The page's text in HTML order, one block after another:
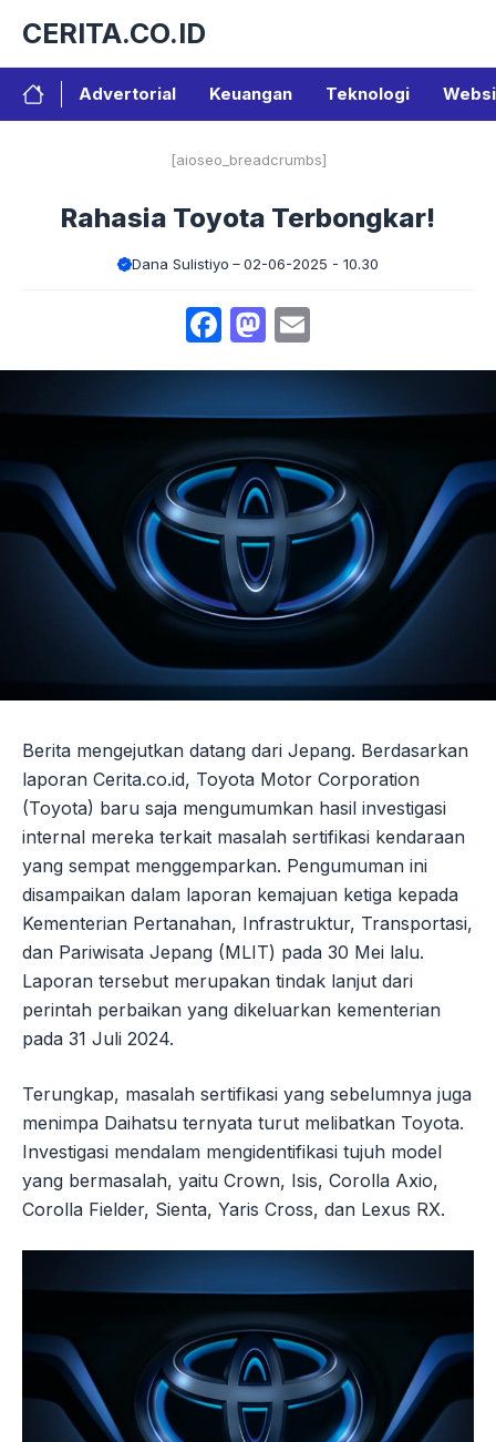
isi
CERITA.CO.ID
Advertorial Keuangan Teknologi
[aioseo_breadcrumbs]
Rahasia Toyota Terbongkar!
Dana Sulistiyo 02-06-2025 - 10.30
Facebook
Mastodon
Berita mengejutkan datang dari Jepang. Berdasarkan
laporan Cerita.co.id, Toyota Motor Corporation
(Toyota) baru saja mengumumkan hasil investigasi
internal mereka terkait masalah sertifikasi kendaraan
yang sempat menggemparkan. Pengumuman ini
disampaikan dalam laporan kemajuan ketiga kepada
Kementerian Pertanahan, Infrastruktur, Transportasi,
dan Pariwisata Jepang (MLIT) pada 30 Mei lalu.
Laporan tersebut merupakan tindak lanjut dari
perintah perbaikan yang dikeluarkan kementerian
pada 31 Juli 2024.
Terungkap, masalah sertifikasi yang sebelumnya juga
menimpa Daihatsu ternyata turut melibatkan Toyota.
Investigasi mendalam mengidentifikasi tujuh model
yang bermasalah, yaitu Crown, Isis, Corolla Axio,
Corolla Fielder, Sienta, Yaris Cross, dan Lexus RX.